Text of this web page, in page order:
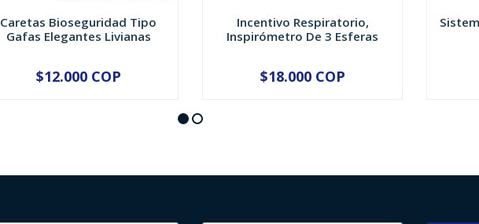
Caretas Bioseguridad Tipo
Gafas Elegantes Livianas
+
$12.000 COP
Incentivo Respiratorio,
Inspirómetro De 3 Esferas
+
$18.000 COP